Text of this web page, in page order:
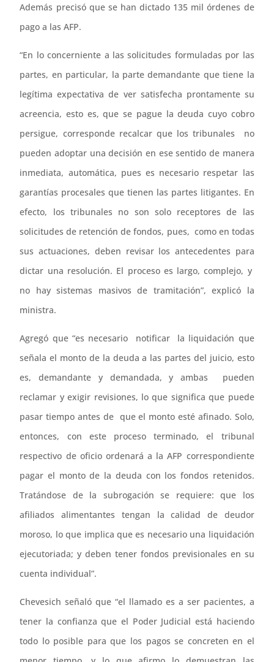
Además precisó que se han dictado 135 mil órdenes de
pago a las AFP.
“En lo concerniente a las solicitudes formuladas por las
partes, en particular, la parte demandante que tiene la
legítima expectativa de ver satisfecha prontamente su
acreencia, esto es, que se pague la deuda cuyo cobro
persigue, corresponde recalcar que los tribunales no
pueden adoptar una decisión en ese sentido de manera
inmediata, automática, pues es necesario respetar las
garantías procesales que tienen las partes litigantes. En
efecto, los tribunales no son solo receptores de las
solicitudes de retención de fondos, pues, como en todas
sus actuaciones, deben revisar los antecedentes para
dictar una resolución. El proceso es largo, complejo, y
no hay sistemas masivos de tramitación”, explicó la
ministra.
Agregó que “es necesario notificar la liquidación que
señala el monto de la deuda a las partes del juicio, esto
es, demandante y demandada, y ambas pueden
reclamar y exigir revisiones, lo que significa que puede
pasar tiempo antes de que el monto esté afinado. Solo,
entonces, con este proceso terminado, el tribunal
respectivo de oficio ordenará a la AFP correspondiente
pagar el monto de la deuda con los fondos retenidos.
Tratándose de la subrogación se requiere: que los
afiliados alimentantes tengan la calidad de deudor
moroso, lo que implica que es necesario una liquidación
ejecutoriada; y deben tener fondos previsionales en su
cuenta individual”.
Chevesich señaló que “el llamado es a ser pacientes, a
tener la confianza que el Poder Judicial está haciendo
todo lo posible para que los pagos se concreten en el